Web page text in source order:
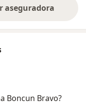
aseguradora
Boncun Bravo?